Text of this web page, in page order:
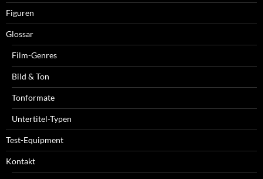
Figuren
Glossar
Film-Genres
Bild & Ton
Tonformate
Untertitel-Typen
Test-Equipment
Kontakt